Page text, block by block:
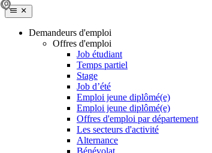
Demandeurs d'emploi
Offres d'emploi
Job étudiant
Temps partiel
Stage
Job d’été
Emploi jeune diplômé(e)
Emploi jeune diplômé(e)
Offres d'emploi par département
Les secteurs d'activité
Alternance
Bénévolat